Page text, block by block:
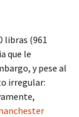
libras (961
que le
y pese al
irregular: